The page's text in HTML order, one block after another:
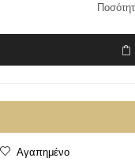
Αγαπημένο